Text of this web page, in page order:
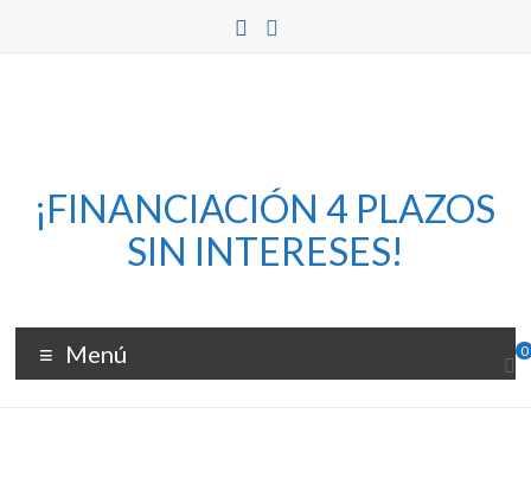
Flux
Cortadoras
¡FINANCIACIÓN 4 PLAZOS
SIN INTERESES!
0
Menú